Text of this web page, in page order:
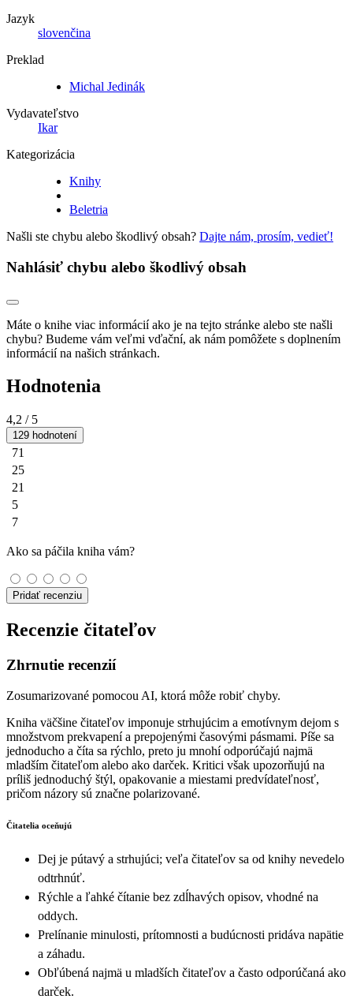
Jazyk
slovenčina
Preklad
Michal Jedinák
Vydavateľstvo
Ikar
Kategorizácia
Knihy
Beletria
Našli ste chybu alebo škodlivý obsah? Dajte nám, prosím, vedieť!
Nahlásiť chybu alebo škodlivý obsah
Máte o knihe viac informácií ako je na tejto stránke alebo ste našli
chybu? Budeme vám veľmi vďační, ak nám pomôžete s doplnením
informácií na našich stránkach.
Hodnotenia
4,2 / 5
129 hodnotení
71
25
21
5
7
Ako sa páčila kniha vám?
Pridať recenziu
Recenzie čitateľov
Zhrnutie recenzií
Zosumarizované pomocou AI, ktorá môže robiť chyby.
Kniha väčšine čitateľov imponuje strhujúcim a emotívnym dejom s
množstvom prekvapení a prepojenými časovými pásmami. Píše sa
jednoducho a číta sa rýchlo, preto ju mnohí odporúčajú najmä
mladším čitateľom alebo ako darček. Kritici však upozorňujú na
príliš jednoduchý štýl, opakovanie a miestami predvídateľnosť,
pričom názory sú značne polarizované.
Čitatelia oceňujú
Dej je pútavý a strhujúci; veľa čitateľov sa od knihy nevedelo
odtrhnúť.
Rýchle a ľahké čítanie bez zdĺhavých opisov, vhodné na
oddych.
Prelínanie minulosti, prítomnosti a budúcnosti pridáva napätie
a záhadu.
Obľúbená najmä u mladších čitateľov a často odporúčaná ako
darček.